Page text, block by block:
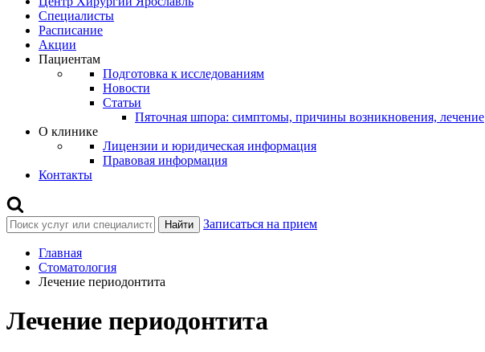
Специалисты
Расписание
Акции
Пациентам
Подготовка к исследованиям
Новости
Статьи
Пяточная шпора: симптомы, причины возникновения, лечение
О клинике
Лицензии и юридическая информация
Правовая информация
Контакты
Найти Записаться на прием
Главная
Стоматология
Лечение периодонтита
Лечение периодонтита